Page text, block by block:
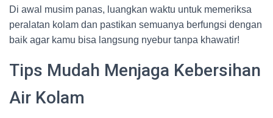
Di awal musim panas, luangkan waktu untuk memeriksa
peralatan kolam dan pastikan semuanya berfungsi dengan
baik agar kamu bisa langsung nyebur tanpa khawatir!
Tips Mudah Menjaga Kebersihan
Air Kolam